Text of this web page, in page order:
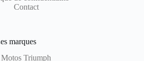
Contact
marques
Motos Triumph